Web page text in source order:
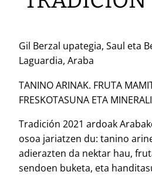
Gil Berzal upategia, Saul eta
Laguardia, Araba
TANINO ARINAK. FRUTA
FRESKOTASUNA ETA
Tradición 2021 ardoak
osoa jariatzen du: tanino
adierazten da nektar hau,
sendoen buketa, eta